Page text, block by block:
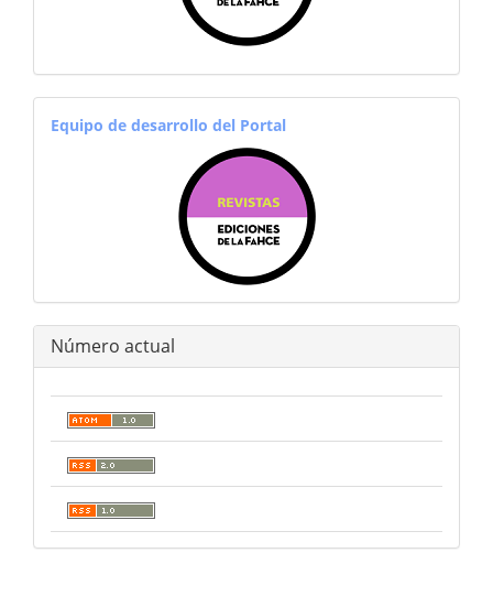
equiporevistas
Equipo de desarrollo del Portal
Número actual